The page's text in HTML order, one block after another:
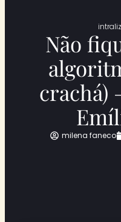
Não
crachá)
milena faneco